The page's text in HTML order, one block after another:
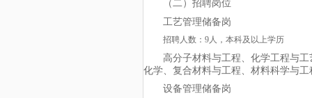
（二）招聘岗位
工艺管理储备岗
招聘人数： 9人，本科及以上学历
高分子材料与工程、化学工程与
化学、复合材料与工程、材料科学与
设备管理储备岗